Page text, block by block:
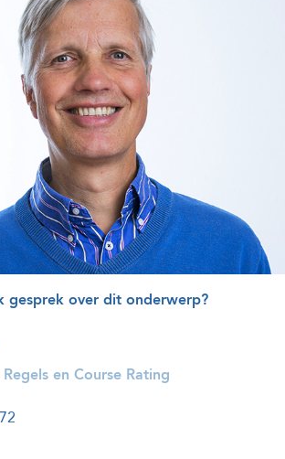
gesprek over dit onderwerp?
en Course Rating